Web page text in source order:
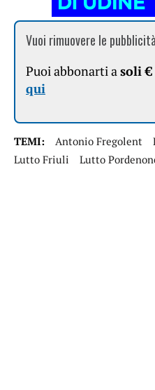
Vuoi rimuovere le
Puoi abbonarti asoli €
qui
TEMI: Antonio Fregolent
Lutto Friuli
Lutto